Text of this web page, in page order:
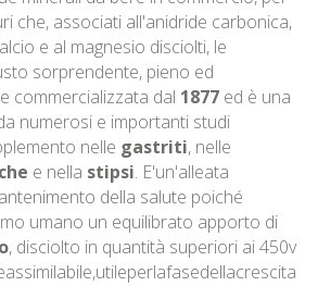
che, associati all'anidride carbonica,
e al magnesio disciolti, le
sorprendente, pieno ed
commercializzata dal 1877 ed è una
numerosi e importanti studi
nelle gastriti, nelle
e nella stipsi. E'un'alleata
della salute poiché
umano un equilibrato apporto di
, disciolto in quantità superiori ai 450v